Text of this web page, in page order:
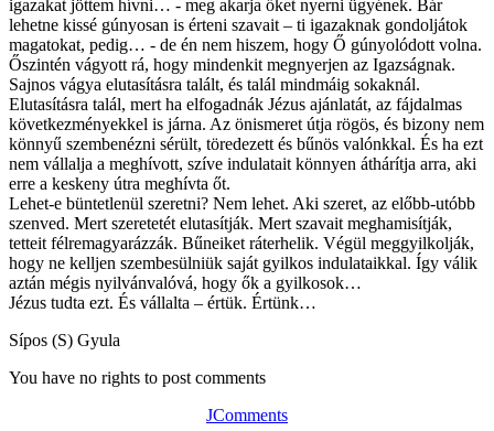
igazakat jöttem hívni… - meg akarja őket nyerni ügyének. Bár
lehetne kissé gúnyosan is érteni szavait – ti igazaknak gondoljátok
magatokat, pedig… - de én nem hiszem, hogy Ő gúnyolódott volna.
Őszintén vágyott rá, hogy mindenkit megnyerjen az Igazságnak.
Sajnos vágya elutasításra talált, és talál mindmáig sokaknál.
Elutasításra talál, mert ha elfogadnák Jézus ajánlatát, az fájdalmas
következményekkel is járna. Az önismeret útja rögös, és bizony nem
könnyű szembenézni sérült, töredezett és bűnös valónkkal. És ha ezt
nem vállalja a meghívott, szíve indulatait könnyen áthárítja arra, aki
erre a keskeny útra meghívta őt.
Lehet-e büntetlenül szeretni? Nem lehet. Aki szeret, az előbb-utóbb
szenved. Mert szeretetét elutasítják. Mert szavait meghamisítják,
tetteit félremagyarázzák. Bűneiket ráterhelik. Végül meggyilkolják,
hogy ne kelljen szembesülniük saját gyilkos indulataikkal. Így válik
aztán mégis nyilvánvalóvá, hogy ők a gyilkosok…
Jézus tudta ezt. És vállalta – értük. Értünk…
Sípos (S) Gyula
You have no rights to post comments
JComments